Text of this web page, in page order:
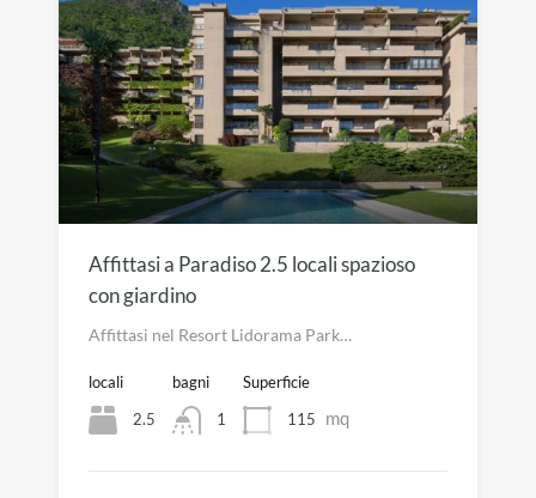
Affittasi a Paradiso 2.5 locali spazioso
con giardino
Affittasi nel Resort Lidorama Park…
locali
2.5
bagni
1
Superficie
115
mq